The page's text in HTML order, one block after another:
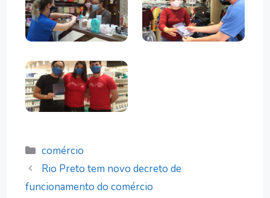
Categorias
comércio
Rio Preto tem novo decreto de
funcionamento do comércio